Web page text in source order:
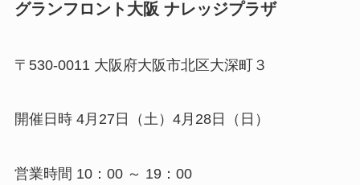
グランフロント大阪 ナレッジプラザ
〒530-0011 大阪府大阪市北区大深町３
開催日時 4月27日（土）4月28日（日）
営業時間 10：00 ～ 19：00